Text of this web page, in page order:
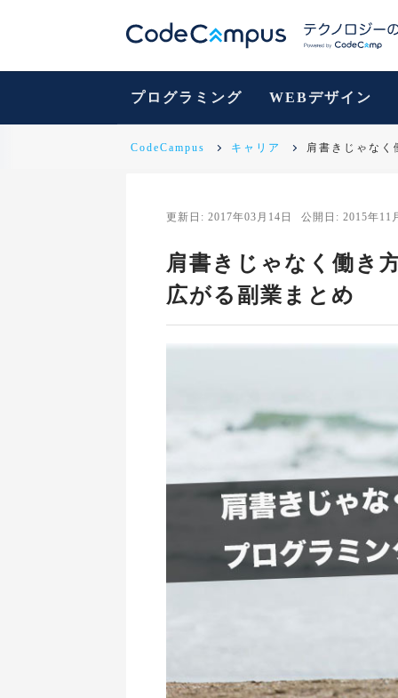
プログラミング WEBデザイン
CodeCampus キャリア 肩書きじゃな
更新日: 2017年03月14日 公開日: 2015年11
肩書きじゃなく働き
広がる副業まとめ